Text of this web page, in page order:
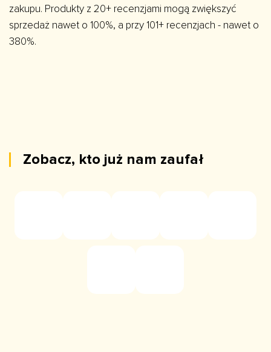
zakupu. Produkty z 20+ recenzjami mogą zwiększyć
sprzedaż nawet o 100%, a przy 101+ recenzjach - nawet o
380%.
Zobacz, kto już nam zaufał